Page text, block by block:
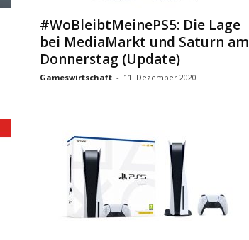
#WoBleibtMeinePS5: Die Lage
bei MediaMarkt und Saturn am
Donnerstag (Update)
Gameswirtschaft - 11. Dezember 2020